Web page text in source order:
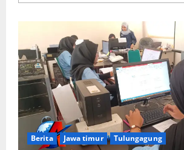
Berita Jawa timur Tulungagung